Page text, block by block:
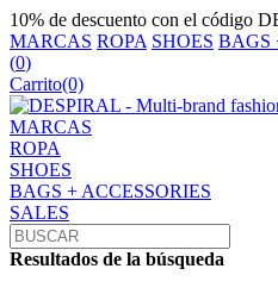
10% de descuento con el código
MARCAS ROPA SHOES BAGS
(0)
Carrito(0)
MARCAS
ROPA
SHOES
BAGS + ACCESSORIES
SALES
Resultados de la búsqueda